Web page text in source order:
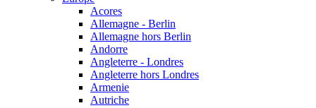
Acores
Allemagne - Berlin
Allemagne hors Berlin
Andorre
Angleterre - Londres
Angleterre hors Londres
Armenie
Autriche